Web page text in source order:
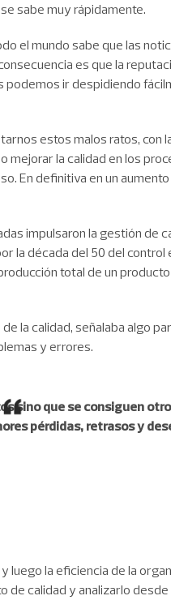
sabe muy rápidamente.
el mundo sabe que las
es que la
podemos ir despidiendo
estos malos ratos, con
mejorar la calidad en los
En definitiva en un
impulsaron la gestión de
la década del 50 del
total de un
la calidad, señalaba algo
y errores.
sino que se consiguen
pérdidas, retrasos y
luego la eficiencia de la
de calidad y analizarlo